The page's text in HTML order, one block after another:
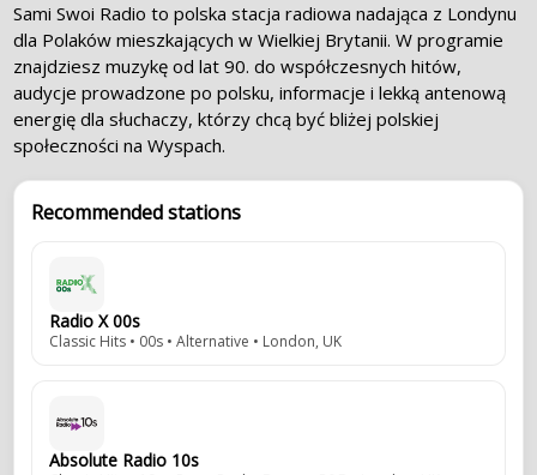
Sami Swoi Radio to polska stacja radiowa nadająca z Londynu
dla Polaków mieszkających w Wielkiej Brytanii. W programie
znajdziesz muzykę od lat 90. do współczesnych hitów,
audycje prowadzone po polsku, informacje i lekką antenową
energię dla słuchaczy, którzy chcą być bliżej polskiej
społeczności na Wyspach.
Recommended stations
Radio X 00s
Classic Hits • 00s • Alternative • London, UK
Absolute Radio 10s